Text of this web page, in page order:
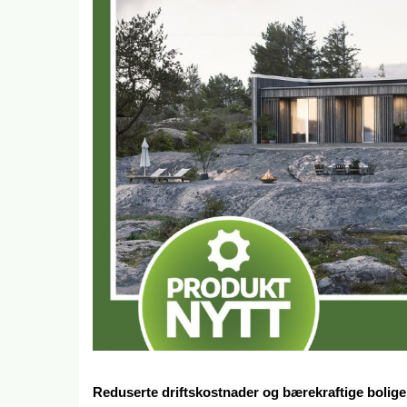
Reduserte driftskostnader og bærekraftige